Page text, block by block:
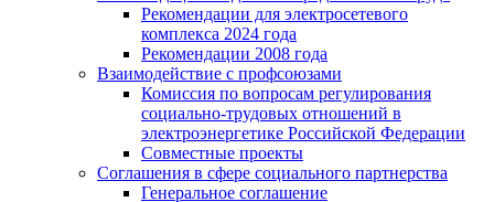
Рекомендации для электросетевого
комплекса 2024 года
Рекомендации 2008 года
Взаимодействие с профсоюзами
Комиссия по вопросам регулирования
социально-трудовых отношений в
электроэнергетике Российской Федерации
Совместные проекты
Соглашения в сфере социального партнерства
Генеральное соглашение